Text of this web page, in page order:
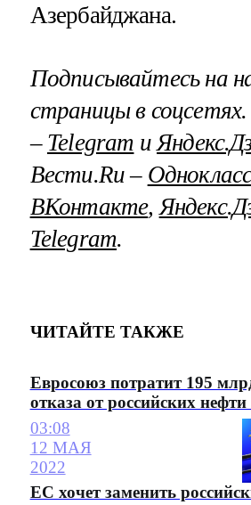
Азербайджана.
Подписывайтесь на
страницы в соцсетях.
– Telegram и
Вести.Ru –
ВКонтакте,
Telegram.
ЧИТАЙТЕ ТАКЖЕ
Евросоюз потратит 195
отказа от российских нефти
03:08
12 МАЯ
2022
ЕС хочет заменить